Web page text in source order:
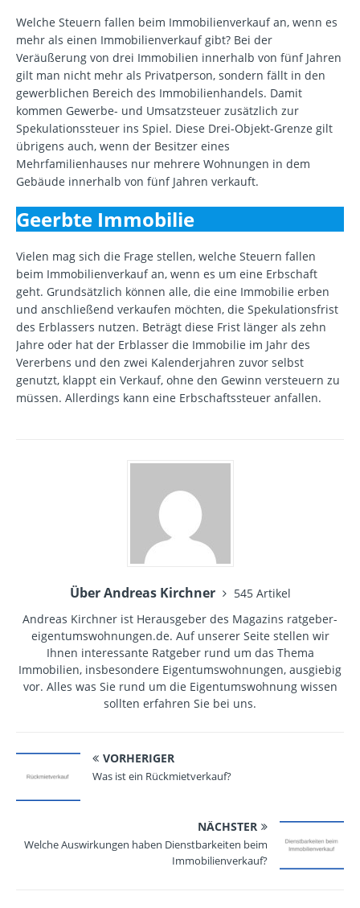
Welche Steuern fallen beim Immobilienverkauf an, wenn es
mehr als einen Immobilienverkauf gibt? Bei der
Veräußerung von drei Immobilien innerhalb von fünf Jahren
gilt man nicht mehr als Privatperson, sondern fällt in den
gewerblichen Bereich des Immobilienhandels. Damit
kommen Gewerbe- und Umsatzsteuer zusätzlich zur
Spekulationssteuer ins Spiel. Diese Drei-Objekt-Grenze gilt
übrigens auch, wenn der Besitzer eines
Mehrfamilienhauses nur mehrere Wohnungen in dem
Gebäude innerhalb von fünf Jahren verkauft.
Geerbte Immobilie
Vielen mag sich die Frage stellen, welche Steuern fallen
beim Immobilienverkauf an, wenn es um eine Erbschaft
geht. Grundsätzlich können alle, die eine Immobilie erben
und anschließend verkaufen möchten, die Spekulationsfrist
des Erblassers nutzen. Beträgt diese Frist länger als zehn
Jahre oder hat der Erblasser die Immobilie im Jahr des
Vererbens und den zwei Kalenderjahren zuvor selbst
genutzt, klappt ein Verkauf, ohne den Gewinn versteuern zu
müssen. Allerdings kann eine Erbschaftssteuer anfallen.
Über Andreas Kirchner
545 Artikel
Andreas Kirchner ist Herausgeber des Magazins ratgeber-
eigentumswohnungen.de. Auf unserer Seite stellen wir
Ihnen interessante Ratgeber rund um das Thema
Immobilien, insbesondere Eigentumswohnungen, ausgiebig
vor. Alles was Sie rund um die Eigentumswohnung wissen
sollten erfahren Sie bei uns.
VORHERIGER
Was ist ein Rückmietverkauf?
NÄCHSTER
Welche Auswirkungen haben Dienstbarkeiten beim
Immobilienverkauf?